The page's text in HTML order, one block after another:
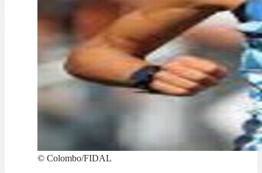
© Colombo/FIDAL